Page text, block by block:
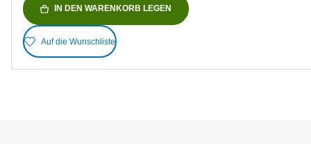
IN DEN WARENKORB LEGEN
Auf die Wunschliste